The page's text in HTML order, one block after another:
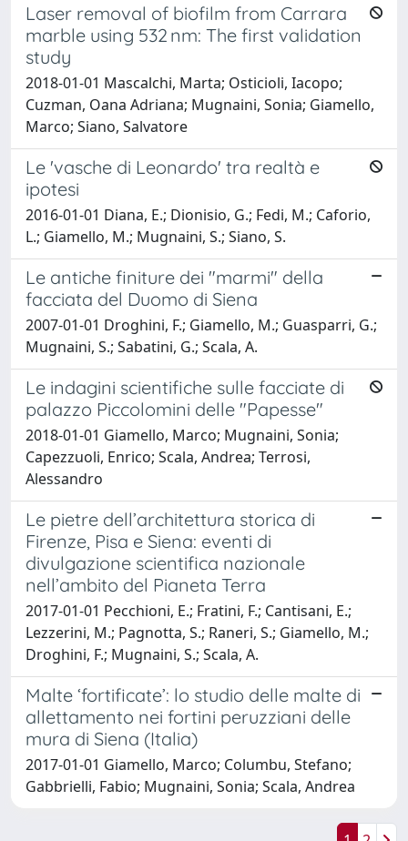
Laser removal of biofilm from Carrara
marble using 532 nm: The first validation
study
2018-01-01 Mascalchi, Marta; Osticioli, Iacopo;
Cuzman, Oana Adriana; Mugnaini, Sonia; Giamello,
Marco; Siano, Salvatore
Le 'vasche di Leonardo' tra realtà e
ipotesi
2016-01-01 Diana, E.; Dionisio, G.; Fedi, M.; Caforio,
L.; Giamello, M.; Mugnaini, S.; Siano, S.
Le antiche finiture dei "marmi" della
facciata del Duomo di Siena
2007-01-01 Droghini, F.; Giamello, M.; Guasparri, G.;
Mugnaini, S.; Sabatini, G.; Scala, A.
Le indagini scientifiche sulle facciate di
palazzo Piccolomini delle "Papesse"
2018-01-01 Giamello, Marco; Mugnaini, Sonia;
Capezzuoli, Enrico; Scala, Andrea; Terrosi,
Alessandro
Le pietre dell’architettura storica di
Firenze, Pisa e Siena: eventi di
divulgazione scientifica nazionale
nell’ambito del Pianeta Terra
2017-01-01 Pecchioni, E.; Fratini, F.; Cantisani, E.;
Lezzerini, M.; Pagnotta, S.; Raneri, S.; Giamello, M.;
Droghini, F.; Mugnaini, S.; Scala, A.
Malte ‘fortificate’: lo studio delle malte di
allettamento nei fortini peruzziani delle
mura di Siena (Italia)
2017-01-01 Giamello, Marco; Columbu, Stefano;
Gabbrielli, Fabio; Mugnaini, Sonia; Scala, Andrea